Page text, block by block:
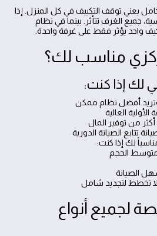
يعني توقف التكييف في كل المنزل. إذا
جميع الغرف تتأثر. بينما في نظام
واحد يؤثر فقط على غرفة واحدة.
مناسب لك؟
لك إذا كنت:
وتريد أفضل نظام ممكن
العالية
أكثر من توفير المال
تتابع الصيانة الدورية
لك إذا كنت:
الحجم
الصيانة
تخطط لتجديد شامل
لجميع أنواع